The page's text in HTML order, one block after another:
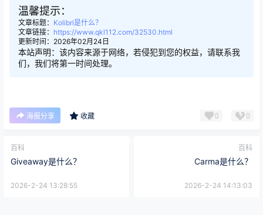
温馨提示：
文章标题： Kolibri是什么？
文章链接： https://www.qkl112.com/32530.html
更新时间：2026年02月24日
本站声明：该内容来源于网络，若侵犯到您的权益，请联系我
们，我们将第一时间处理。
海报分享 收藏 0 0
百科
Giveaway是什么？
2026-2-24 13:28:55
百科
Carma是什么？
2026-2-24 14:13:03